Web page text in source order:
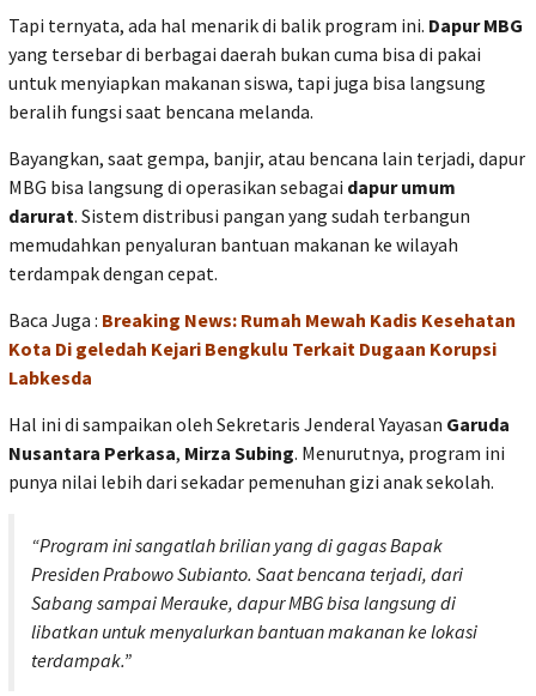
Tapi ternyata, ada hal menarik di balik program ini. Dapur MBG
yang tersebar di berbagai daerah bukan cuma bisa di pakai
untuk menyiapkan makanan siswa, tapi juga bisa langsung
beralih fungsi saat bencana melanda.
Bayangkan, saat gempa, banjir, atau bencana lain terjadi, dapur
MBG bisa langsung di operasikan sebagai dapur umum
darurat. Sistem distribusi pangan yang sudah terbangun
memudahkan penyaluran bantuan makanan ke wilayah
terdampak dengan cepat.
Baca Juga : Breaking News: Rumah Mewah Kadis Kesehatan
Kota Di geledah Kejari Bengkulu Terkait Dugaan Korupsi
Labkesda
Hal ini di sampaikan oleh Sekretaris Jenderal Yayasan Garuda
Nusantara Perkasa, Mirza Subing. Menurutnya, program ini
punya nilai lebih dari sekadar pemenuhan gizi anak sekolah.
“Program ini sangatlah brilian yang di gagas Bapak
Presiden Prabowo Subianto. Saat bencana terjadi, dari
Sabang sampai Merauke, dapur MBG bisa langsung di
libatkan untuk menyalurkan bantuan makanan ke lokasi
terdampak.”